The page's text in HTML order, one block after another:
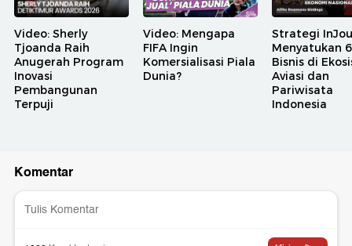
Video: Sherly
Tjoanda Raih
Anugerah Program
Inovasi
Pembangunan
Terpuji
Video: Mengapa
FIFA Ingin
Komersialisasi Piala
Dunia?
Strategi
Menyatukan
Bisnis di
Aviasi dan
Pariwisata
Indonesia